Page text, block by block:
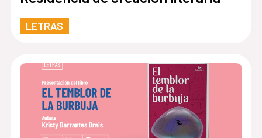
LETRAS